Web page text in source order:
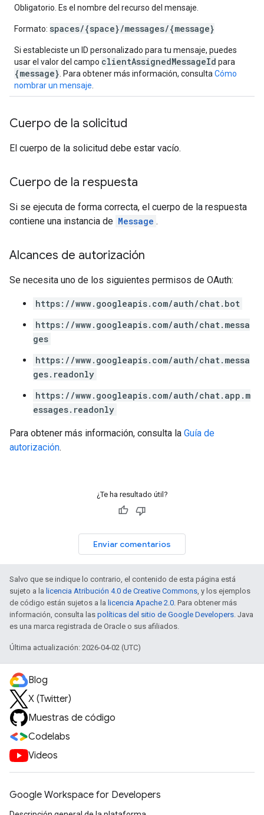
Obligatorio. Es el nombre del recurso del mensaje.
Formato: spaces/{space}/messages/{message}
Si estableciste un ID personalizado para tu mensaje, puedes
usar el valor del campo clientAssignedMessageId para
{message} . Para obtener más información, consulta Cómo
nombrar un mensaje
Cuerpo de la solicitud
El cuerpo de la solicitud debe estar vacío.
Cuerpo de la respuesta
Si se ejecuta de forma correcta, el cuerpo de la respuesta
contiene una instancia de Message .
Alcances de autorización
Se necesita uno de los siguientes permisos de OAuth:
https://www.googleapis.com/auth/chat.bot
https://www.googleapis.com/auth/chat.messa
ges
https://www.googleapis.com/auth/chat.messa
ges.readonly
https://www.googleapis.com/auth/chat.app.m
essages.readonly
Para obtener más información, consulta la Guía de
autorización.
¿Te ha resultado útil?
Enviar comentarios
Salvo que se indique lo contrario, el contenido de esta página está
sujeto a la licencia Atribución 4.0 de Creative Commons, y los ejemplos
de código están sujetos a la licencia Apache 2.0. Para obtener más
información, consulta las políticas del sitio de Google Developers. Java
es una marca registrada de Oracle o sus afiliados.
Última actualización: 2026-04-02 (UTC)
Blog
X (Twitter)
Muestras de código
Codelabs
Videos
Google Workspace for Developers